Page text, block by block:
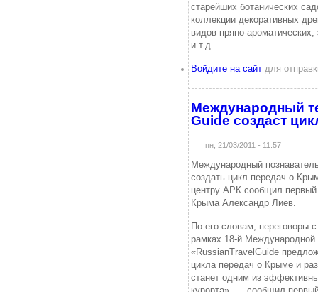
старейших ботанических
коллекции декоративных
видов пряно-
и т.д.
Войдите на сайтдля
Международный
Guide создаст
пн, 21/03/2011 - 11:57
Международный
создать цикл передач о
центру АРК сообщил первый
Крыма Александр Лиев.
По его словам, переговоры
рамках 18-й
«RussianTravelGuide
цикла передач о Крыме и
станет одним из